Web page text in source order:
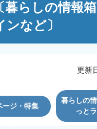
暮らしの情報
ンなど〕
更新
ージ・特集
暮らしの
っと